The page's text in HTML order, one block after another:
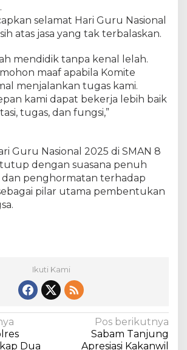
selamat Hari Guru Nasional
atas jasa yang tak terbalaskan.
mendidik tanpa kenal lelah.
maaf apabila Komite
menjalankan tugas kami.
kami dapat bekerja lebih baik
tugas, dan fungsi,”
Guru Nasional 2025 di SMAN 8
dengan suasana penuh
dan penghormatan terhadap
pilar utama pembentukan
Ikuti Kami
Dua
Pos berikutnya
Sabam Tanjung
Apresiasi Kakanwil